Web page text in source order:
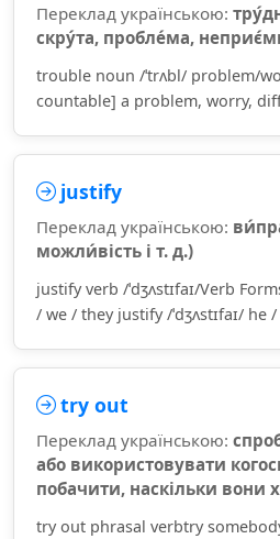
Переклад українською:
скру́та, пробле́ма,
trouble noun /ˈtrʌbl/ problem/
countable] a problem, worry,
justify
Переклад українською:
можли́вість і т. д.)
justify verb /ˈdʒʌstɪfaɪ/Verb
/ we / they justify /ˈdʒʌstɪfaɪ/ he
try out
Переклад українською:
або використовувати
побачити, наскільки вони
try out phrasal verbtry